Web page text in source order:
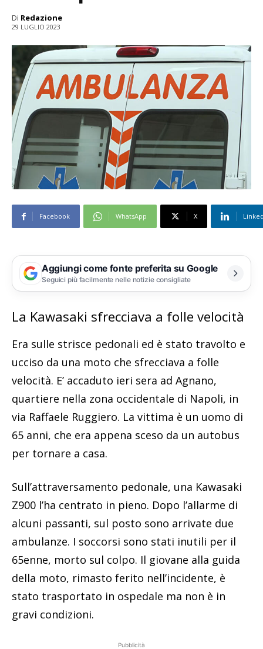
Di Redazione
29 LUGLIO 2023
Facebook WhatsApp X
Aggiungi come fonte preferita su Google
Seguici più facilmente nelle notizie consigliate
La Kawasaki sfrecciava a folle velocità
Era sulle strisce pedonali ed è stato travolto e
ucciso da una moto che sfrecciava a folle
velocità. E’ accaduto ieri sera ad Agnano,
quartiere nella zona occidentale di Napoli, in
via Raffaele Ruggiero. La vittima è un uomo di
65 anni, che era appena sceso da un autobus
per tornare a casa.
Sull’attraversamento pedonale, una Kawasaki
Z900 l’ha centrato in pieno. Dopo l’allarme di
alcuni passanti, sul posto sono arrivate due
ambulanze. I soccorsi sono stati inutili per il
65enne, morto sul colpo. Il giovane alla guida
della moto, rimasto ferito nell’incidente, è
stato trasportato in ospedale ma non è in
gravi condizioni.
Pubblicità